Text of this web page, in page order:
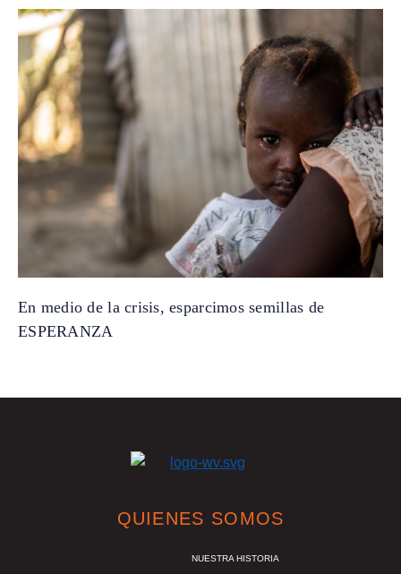
En medio de la crisis, esparcimos semillas de
ESPERANZA
QUIENES SOMOS
NUESTRA HISTORIA